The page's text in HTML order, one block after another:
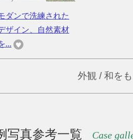
ダンで洗練された
ザイン、自然素材
...
外観 / 和を
写真参考一覧 Case